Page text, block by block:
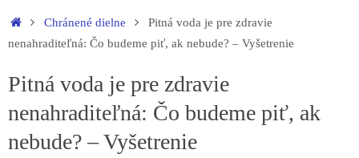
HomeChránené dielne
Pitná voda je pre zdravie
nenahraditeľná: Čo budeme piť, ak nebude? – Vyšetrenie
Pitná voda je pre zdravie
nenahraditeľná: Čo budeme piť, ak
nebude? – Vyšetrenie